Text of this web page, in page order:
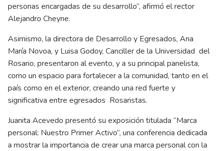
personas encargadas de su desarrollo”, afirmó el rector
Alejandro Cheyne.
Asimismo, la directora de Desarrollo y Egresados, Ana
María Novoa, y Luisa Godoy, Canciller de la Universidad del
Rosario, presentaron al evento, y a su principal panelista,
como un espacio para fortalecer a la comunidad, tanto en el
país como en el exterior, creando una red fuerte y
significativa entre egresados Rosaristas.
Juanita Acevedo presentó su exposición titulada “Marca
personal: Nuestro Primer Activo”, una conferencia dedicada
a mostrar la importancia de crear una marca personal con la